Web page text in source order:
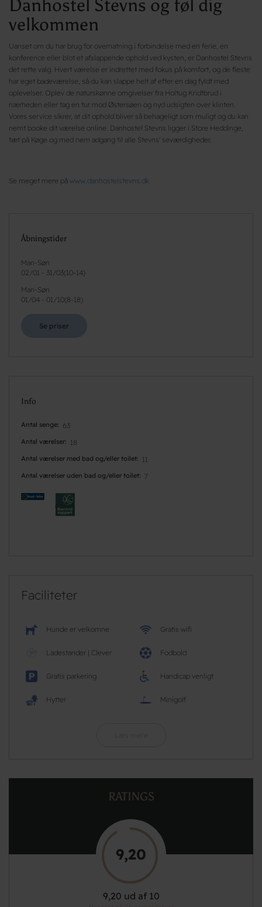
Danhostel Stevns og føl dig
velkommen
Uanset om du har brug for overnatning i forbindelse med en ferie, en
konference eller blot et afslappende ophold ved kysten, er Danhostel Stevns
det rette valg. Hvert værelse er indrettet med fokus på komfort, og de fleste
har eget badeværelse, så du kan slappe helt af efter en dag fyldt med
oplevelser. Oplev de naturskønne omgivelser fra Holtug Kridtbrud i
nærheden eller tag en tur mod Østersøen og nyd udsigten over klinten.
Vores service sikrer, at dit ophold bliver så behageligt som muligt og du kan
nemt booke dit værelse online. Danhostel Stevns ligger i Store Heddinge,
tæt på Køge og med nem adgang til alle Stevns' seværdigheder.
Se meget mere på www.danhostelstevns.dk
Åbningstider
Man-Søn
02/01 - 31/03( 10-14)
Man-Søn
01/04 - 01/10( 8-18)
Se priser
Info
Antal senge 63
Antal værelser 18
Antal værelser med bad og/eller toilet 11
Antal værelser uden bad og/eller toilet 7
Faciliteter
Hunde er velkomne Gratis wifi
Ladestander | Clever Fodbold
Gratis parkering Handicap venligt
Hytter Minigolf
RATINGS
9,20
9,20 ud af 10